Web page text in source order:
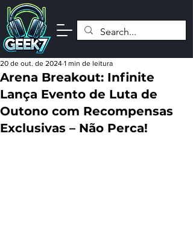
Arena Breakout: Infinite
Lança Evento de Luta de
Outono com Recompensas
Exclusivas – Não Perca!
20 de out. de 2024 1 min de leitura